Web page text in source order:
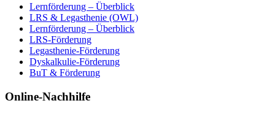
Lernförderung – Überblick
LRS & Legasthenie (OWL)
Lernförderung – Überblick
LRS-Förderung
Legasthenie-Förderung
Dyskalkulie-Förderung
BuT & Förderung
Online-Nachhilfe